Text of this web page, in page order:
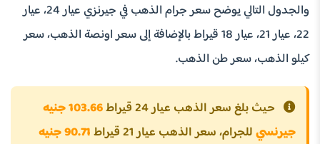
والجدول التالي يوضح سعر جرام الذهب في جيرنزي عيار 24، عيار
22، عيار 21، عيار 18 قيراط بالإضافة إلى سعر اونصة الذهب، سعر
كيلو الذهب، سعر طن الذهب.
حيث بلغ سعر الذهب عيار 24 قيراط
103.66 جنيه
جيرنسيللجرام، سعر الذهب عيار 21 قيراط
90.71 جنيه